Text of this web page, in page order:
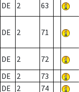
DE 2 63
DE 2 71
DE 2 72
DE
2 73
DE
2 74